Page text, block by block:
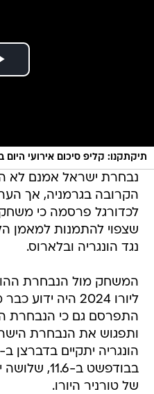
תיקתקנו: קליפ סיכום אירועי היום
נבחרת ישראל אמנם לא
הקרובה בגרמניה, אך
לכדורגל פרסמה כי
שצפוי להתמנות למאמן
נגד הונגריה ובלארוס.
המשחק מול הנבחרת
ליורו 2024 היה
התפרסם גם כי הנבחרת
ותפגוש את הנבחרת
בבודפשט ב-
של טורניר היורו.